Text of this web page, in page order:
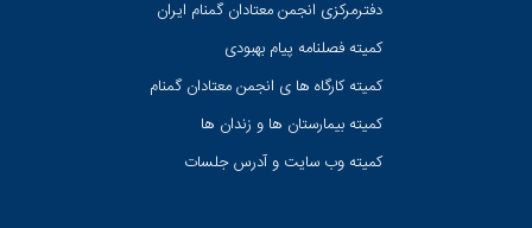
دفترمرکزی انجمن معتادان گمنام ایران
کمیته فصلنامه پیام بهبودی
کمیته کارگاه ها ی انجمن معتادان گمنام
کمیته بیمارستان ها و زندان ها
کمیته وب سایت و آدرس جلسات